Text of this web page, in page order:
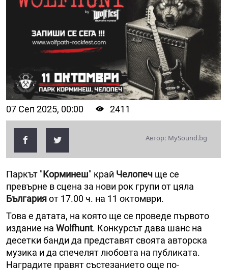
07 Сеп 2025, 00:00 2411
Автор: MySound.bg
Паркът "Корминеш" край Челопеч ще се
превърне в сцена за нови рок групи от цяла
Българияот 17.00 ч. на 11 октомври.
Това е датата, на която ще се проведе първото
издание на Wolfhunt. Конкурсът дава шанс на
десетки банди да представят своята авторска
музика и да спечелят любовта на публиката.
Наградите правят състезанието още по-